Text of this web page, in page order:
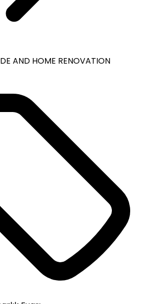
AND HOME RENOVATION